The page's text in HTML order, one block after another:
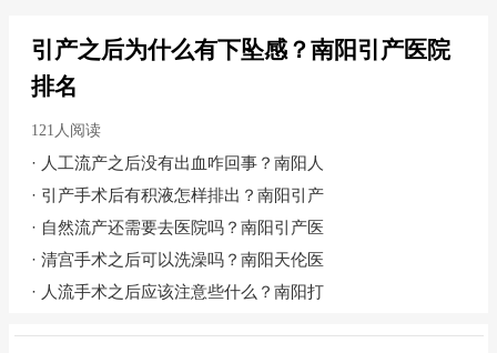
引产之后为什么有下坠感？南阳引产医院
排名
121人阅读
· 人工流产之后没有出血咋回事？南阳人
· 引产手术后有积液怎样排出？南阳引产
· 自然流产还需要去医院吗？南阳引产医
· 清宫手术之后可以洗澡吗？南阳天伦医
· 人流手术之后应该注意些什么？南阳打